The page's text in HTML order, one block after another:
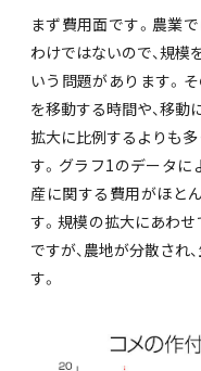
まず費用面です。農業
わけではないので、規模
いう問題があります。
を移動する時間や、移動
拡大に比例するよりも
す。グラフ1のデータに
産に関する費用がほと
す。規模の拡大にあわ
ですが、農地が分散され
す。